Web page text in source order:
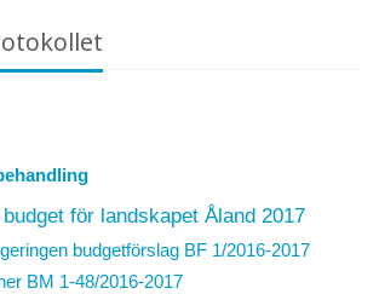
för landskapet Åland 2017
budgetförslag BF 1/2016-2017
BM 1-48/2016-2017